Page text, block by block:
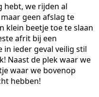
hebt, we rijden al
geen afslag te
klein beetje toe te slaan
afrit bij een
ieder geval veilig stil
Naast de plek waar we
waar we bovenop
hebben!